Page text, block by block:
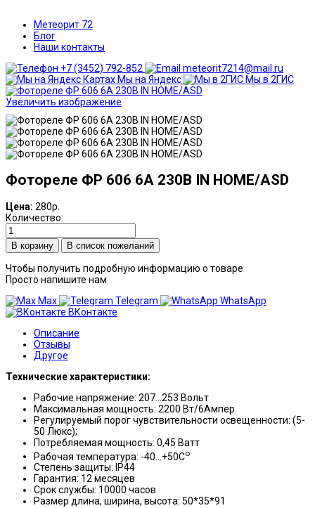
Метеорит 72
Блог
Наши контакты
+7 (3452) 792-852
meteorit7214@mail.ru
Мы на Яндекс
Мы в 2ГИС
Увеличить изображение
Фотореле ФР 606 6А 230В IN HOME/ASD
Цена: 280р.
Количество:
В список пожеланий
Чтобы получить подробную информацию о товаре
Просто напишите нам
Max
Telegram
WhatsApp
ВКонтакте
Описание
Отзывы
Другое
Технические характеристики:
Рабочие напряжение: 207…253 Вольт
Максимальная мощность: 2200 Вт/6Ампер
Регулируемый порог чувствительности освещенности: (5-
50 Люкс);
Потребляемая мощность: 0,45 Ватт
Рабочая температура: -40…+50Со
Степень защиты: IP44
Гарантия: 12 месяцев
Срок службы: 10000 часов
Размер длина, ширина, высота: 50*35*91